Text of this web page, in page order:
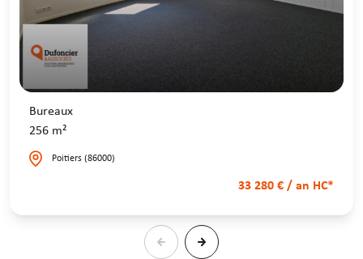
Bureaux
256 m²
Poitiers (86000)
33 280 € / an HC*